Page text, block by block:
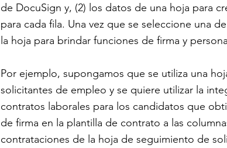
de DocuSign y, (2) los datos de una hoja para
para cada fila. Una vez que se seleccione una
la hoja para brindar funciones de firma y
Por ejemplo, supongamos que se utiliza una
solicitantes de empleo y se quiere utilizar la
contratos laborales para los candidatos que
de firma en la plantilla de contrato a las
contrataciones de la hoja de seguimiento de